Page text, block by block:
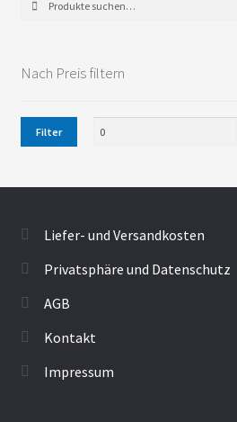
nach:
Nach Preis filtern
Filter
Liefer- und Versandkosten
Privatsphäre und Datenschutz
AGB
Kontakt
Impressum